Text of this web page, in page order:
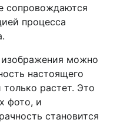
сопровождаются
процесса
изображения можно
настоящего
растет. Это
фото, и
становится